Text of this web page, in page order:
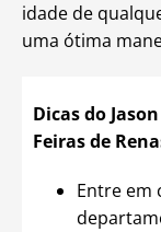
idade de
uma ótima
Dicas do
Feiras de
Entre em